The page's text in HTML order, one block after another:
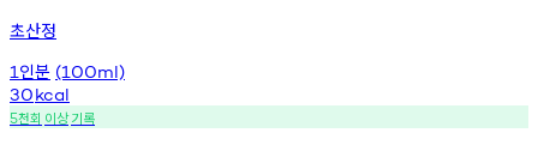
초산정
1 인분 (100ml)
30kcal
5천회 이상기록